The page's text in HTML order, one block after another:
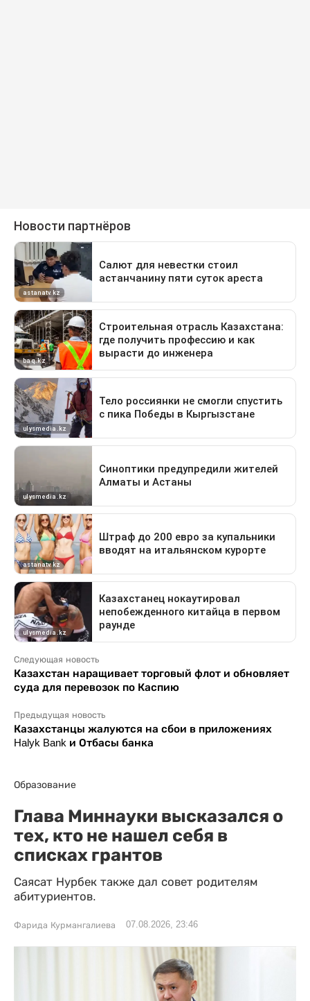
Следующая новость
Казахстан наращивает торговый флот и обновляет
суда для перевозок по Каспию
Предыдущая новость
Казахстанцы жалуются на сбои в приложениях
Halyk Bank и Отбасы банка
Образование
Глава Миннауки высказался о
тех, кто не нашел себя в
списках грантов
Саясат Нурбек также дал совет родителям
абитуриентов.
Фарида Курмангалиева 07.08.2026, 23:46